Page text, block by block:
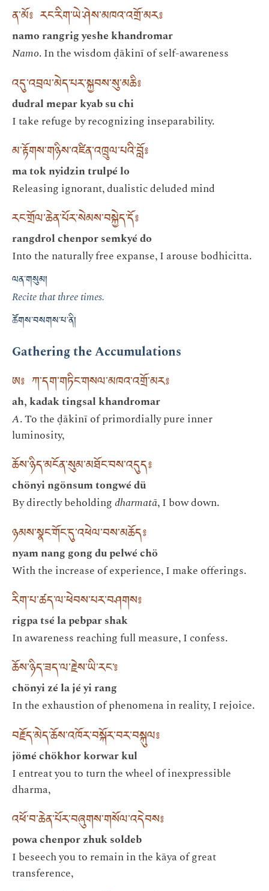
ན་མོ༔ རང་རིག་ཡེ་ཤེས་མཁའ་འགྲོ་མར༔
namo rangrig yeshe khandromar
Namo. In the wisdom ḍākinī of self-awareness
འདུ་འབྲལ་མེད་པར་སྐྱབས་སུ་མཆི༔
dudral mepar kyab su chi
I take refuge by recognizing inseparability.
མ་རྟོགས་གཉིས་འཛིན་འཁྲུལ་པའི་བློ༔
ma tok nyidzin trulpé lo
Releasing ignorant, dualistic deluded mind
རང་གྲོལ་ཆེན་པོར་སེམས་བསྐྱེད་དོ༔
rangdrol chenpor semkyé do
Into the naturally free expanse, I arouse bodhicitta.
ལན་གསུམ།
Recite that three times.
ཚོགས་བསགས་པ་ནི།
Gathering the Accumulations
ཨ༔ ཀ་དག་གཏིང་གསལ་མཁའ་འགྲོ་མར༔
ah, kadak tingsal khandromar
A. To the ḍākinī of primordially pure inner
luminosity,
ཆོས་ཉིད་མངོན་སུམ་མཐོང་བས་འདུད༔
chönyi ngönsum tongwé dü
By directly beholding dharmatā, I bow down.
ཉམས་སྣང་གོང་དུ་འཕེལ་བས་མཆོད༔
nyam nang gong du pelwé chö
With the increase of experience, I make offerings.
རིག་པ་ཚད་ལ་ཕེབས་པར་བཤགས༔
rigpa tsé la pebpar shak
In awareness reaching full measure, I confess.
ཆོས་ཉིད་ཟད་ལ་རྗེས་ཡི་རང་༔
chönyi zé la jé yi rang
In the exhaustion of phenomena in reality, I rejoice.
བརྗོད་མེད་ཆོས་འཁོར་བསྐོར་བར་བསྐུལ༔
jömé chökhor korwar kul
I entreat you to turn the wheel of inexpressible
dharma,
འཕོ་བ་ཆེན་པོར་བཞུགས་གསོལ་འདེབས༔
powa chenpor zhuk soldeb
I beseech you to remain in the kāya of great
transference,